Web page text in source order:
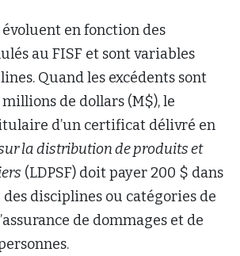
en fonction des
au FISF et sont variables
Quand les excédents sont
de dollars (M$), le
d’un certificat délivré en
la distribution de produits et
(LDPSF) doit payer 200 $ dans
des disciplines ou catégories de
de dommages et de